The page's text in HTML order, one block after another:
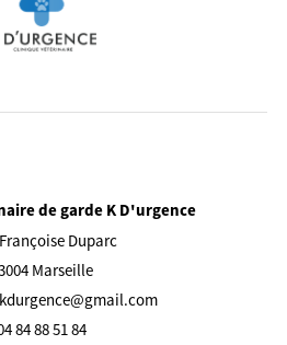
de garde K D'urgence
Duparc
Marseille
84 88 51 84